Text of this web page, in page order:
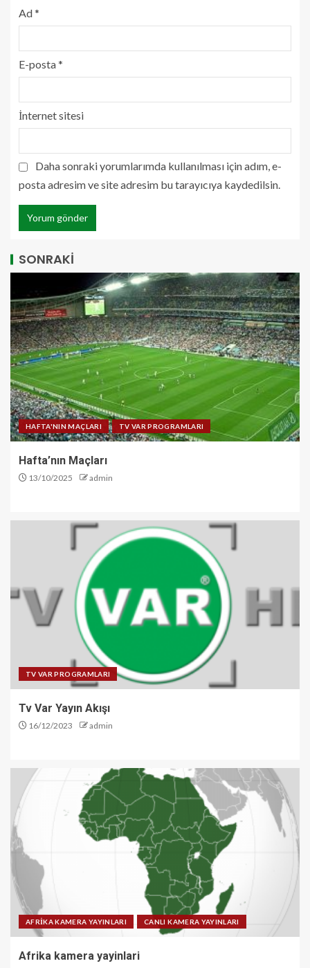
Ad*
E-posta*
İnternet sitesi
Daha sonraki yorumlarımda kullanılması için adım, e-
posta adresim ve site adresim bu tarayıcıya kaydedilsin.
SONRAKİ
HAFTA'NIN MAÇLARI TV VAR PROGRAMLARI
Hafta’nın Maçları
13/10/2025 admin
TV VAR PROGRAMLARI
Tv Var Yayın Akışı
16/12/2023 admin
AFRİKA KAMERA YAYINLARI CANLI KAMERA YAYINLARI
Afrika kamera yayinlari